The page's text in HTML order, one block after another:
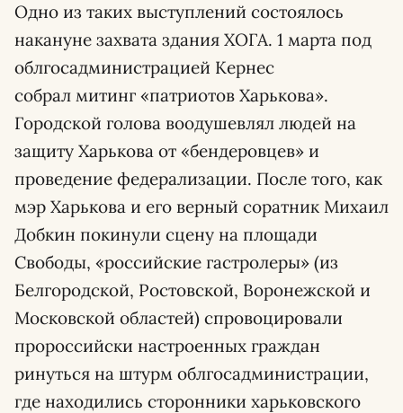
Одно из таких выступлений состоялось
накануне захвата здания ХОГА. 1 марта под
облгосадминистрацией Кернес
собрал митинг «патриотов Харькова».
Городской голова воодушевлял людей на
защиту Харькова от «бендеровцев» и
проведение федерализации. После того, как
мэр Харькова и его верный соратник Михаил
Добкин покинули сцену на площади
Свободы, «российские гастролеры» (из
Белгородской, Ростовской, Воронежской и
Московской областей) спровоцировали
пророссийски настроенных граждан
ринуться на штурм облгосадминистрации,
где находились сторонники харьковского